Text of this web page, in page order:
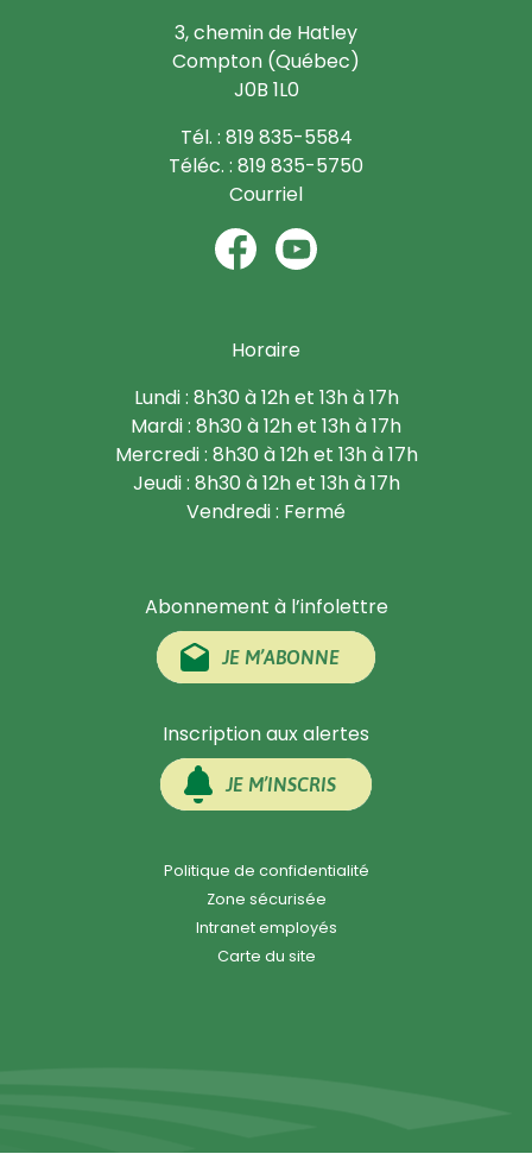
3, chemin de Hatley
Compton (Québec)
J0B 1L0
Tél. : 819 835-5584
Téléc. : 819 835-5750
Courriel
Horaire
Lundi : 8h30 à 12h et 13h à 17h
Mardi : 8h30 à 12h et 13h à 17h
Mercredi : 8h30 à 12h et 13h à 17h
Jeudi : 8h30 à 12h et 13h à 17h
Vendredi : Fermé
Abonnement à l’infolettre
JE M’ABONNE
Inscription aux alertes
JE M’INSCRIS
Politique de confidentialité
Zone sécurisée
Intranet employés
Carte du site